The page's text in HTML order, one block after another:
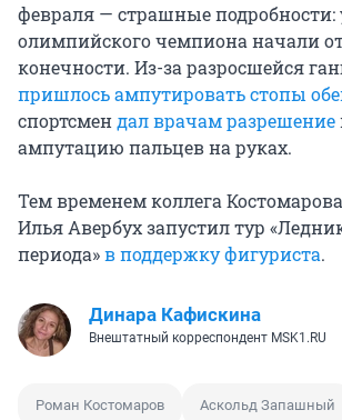
февраля — страшные подробности:
олимпийского чемпиона начали
конечности. Из-за разросшейся
пришлось ампутировать стопы
спортсмендал врачам разрешение
ампутацию пальцев на руках.
Тем временем коллега
Илья Авербух запустил тур
периода»в поддержку фигуриста.
Динара Кафискина
Внештатный корреспондент MSK1.RU
Роман Костомаров Аскольд Запашный